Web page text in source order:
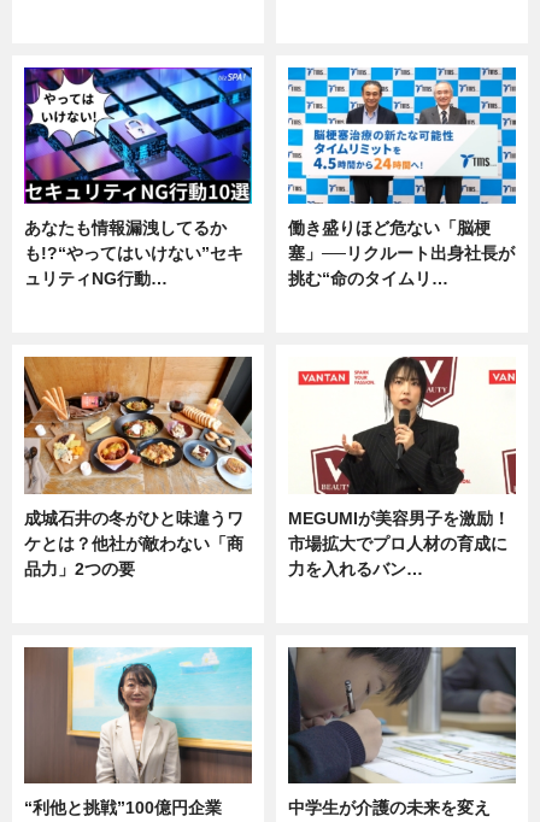
あなたも情報漏洩してるか
も!?“やってはいけない”セキ
ュリティNG行動…
働き盛りほど危ない「脳梗
塞」──リクルート出身社長が
挑む“命のタイムリ…
成城石井の冬がひと味違うワ
ケとは？他社が敵わない「商
品力」2つの要
MEGUMIが美容男子を激励！
市場拡大でプロ人材の育成に
力を入れるバン…
“利他と挑戦”100億円企業
中学生が介護の未来を変え